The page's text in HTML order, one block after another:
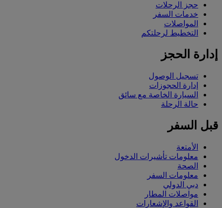
حجز الرحلات
خدمات السفر
المواصلات
التخطيط لرحلتكم
إدارة الحجز
تسجيل الوصول
إدارة الحجوزات
السيارة الخاصة مع سائق
حالة الرحلة
قبل السفر
الأمتعة
معلومات تأشيرات الدخول
الصحة
معلومات السفر
دبي الدولي
مواصلات المطار
القواعد والإشعارات